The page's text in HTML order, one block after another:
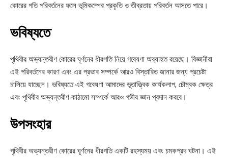
কোরের গতি পরিবর্তনের ফলে ভূমিকম্পের প্রকৃতি ও তীব্রতায় পরিবর্তন আসতে পারে।
ভবিষ্যতে
পৃথিবীর অভ্যন্তরীণ কোরের ঘূর্ণনের ধীরগতি নিয়ে গবেষণা অব্যাহত রয়েছে। বিজ্ঞানীরা
এই পরিবর্তনের কারণ এবং এর প্রভাব সম্পর্কে আরও বিস্তারিত জানার জন্য প্রচেষ্টা
চালিয়ে যাচ্ছেন। ভবিষ্যতে এই গবেষণা আমাদের ভূতাত্ত্বিক কার্যকলাপ, চৌম্বক ক্ষেত্র
এবং পৃথিবীর অভ্যন্তরীণ কাঠামো সম্পর্কে আরও গভীর জ্ঞান প্রদান করবে।
উপসংহার
পৃথিবীর অভ্যন্তরীণ কোরের ঘূর্ণনের ধীরগতি একটি রহস্যময় এবং চমকপ্রদ ঘটনা। এই